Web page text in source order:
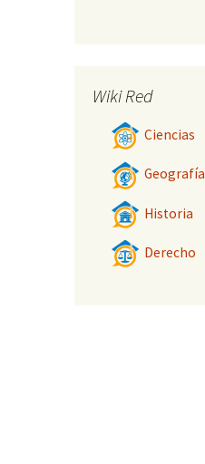
Wiki Red
Ciencias
Geografía
Historia
Derecho